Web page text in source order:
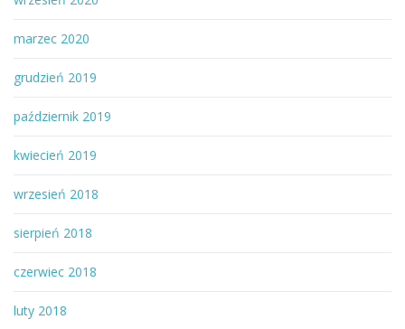
marzec 2020
grudzień 2019
październik 2019
kwiecień 2019
wrzesień 2018
sierpień 2018
czerwiec 2018
luty 2018